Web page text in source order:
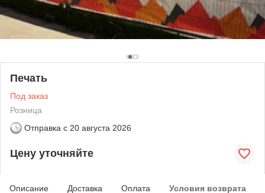
Печать
Под заказ
Розница
Отправка с 20 августа 2026
Цену уточняйте
Описание Доставка Оплата Условия возврата